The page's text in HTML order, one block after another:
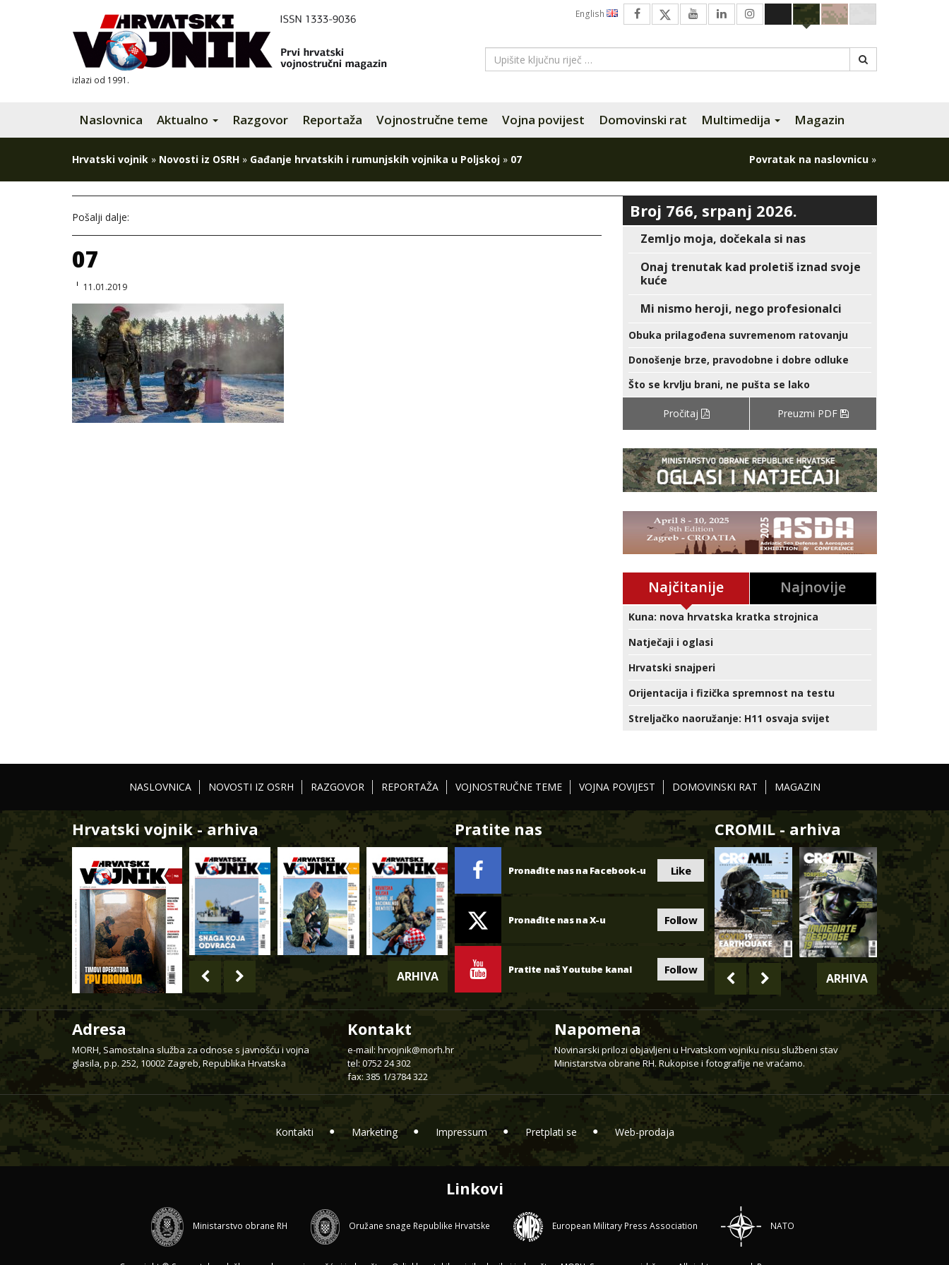
izlazi od 1991.
English
Naslovnica Aktualno Razgovor Reportaža Vojnostručne teme Vojna povijest Domovinski rat Multimedija Magazin
Hrvatski vojnik » Novosti iz OSRH » Gađanje hrvatskih i rumunjskih vojnika u Poljskoj » 07 Povratak na naslovnicu »
Pošalji dalje:
07
11.01.2019
Broj 766, srpanj 2026.
Zemljo moja, dočekala si nas
Onaj trenutak kad proletiš iznad svoje
kuće
Mi nismo heroji, nego profesionalci
Obuka prilagođena suvremenom ratovanju
Donošenje brze, pravodobne i dobre odluke
Što se krvlju brani, ne pušta se lako
Pročitaj Preuzmi PDF
Najčitanije Najnovije
Kuna: nova hrvatska kratka strojnica
Natječaji i oglasi
Hrvatski snajperi
Orijentacija i fizička spremnost na testu
Streljačko naoružanje: H11 osvaja svijet
NASLOVNICA NOVOSTI IZ OSRH RAZGOVOR REPORTAŽA VOJNOSTRUČNE TEME VOJNA POVIJEST DOMOVINSKI RAT MAGAZIN
Hrvatski vojnik - arhiva
ARHIVA
Pratite nas
Pronađite nas na Facebook-u Like
Pronađite nas na X-u Follow
Pratite naš Youtube kanal Follow
CROMIL - arhiva
ARHIVA
Adresa
MORH, Samostalna služba za odnose s javnošću i vojna
glasila, p.p. 252, 10002 Zagreb, Republika Hrvatska
Kontakt
e-mail: hrvojnik@morh.hr
tel: 0752 24 302
fax: 385 1/3784 322
Napomena
Novinarski prilozi objavljeni u Hrvatskom vojniku nisu službeni stav
Ministarstva obrane RH. Rukopise i fotografije ne vraćamo.
Kontakti Marketing Impressum Pretplati se Web-prodaja
Linkovi
Ministarstvo obrane RH Oružane snage Republike Hrvatske European Military Press Association NATO